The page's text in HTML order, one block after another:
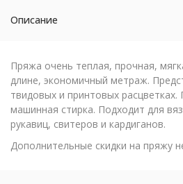
Описание
Пряжа очень теплая, прочная,
длине, экономичный метраж.
твидовых и принтовых расцветках.
машинная стирка. Подходит для
рукавиц, свитеров и кардиганов.
Дополнительные скидки на пряжу